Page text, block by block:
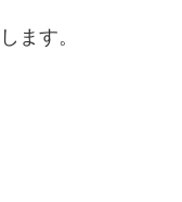
ます。